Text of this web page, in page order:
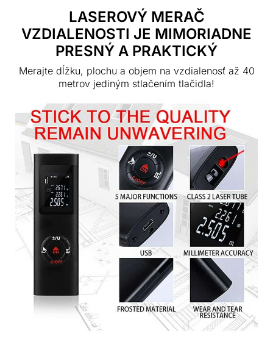
LASEROVÝ MERAČ
VZDIALENOSTI JE MIMORIADNE
PRESNÝ A PRAKTICKÝ
Merajte dĺžku, plochu a objem na vzdialenosť až 40
metrov jediným stlačením tlačidla!